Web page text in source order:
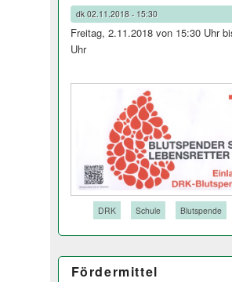
dk02.11.2018 - 15:30
Freitag, 2.11.2018 von 15:30 Uhr
Uhr
DRK Schule Blutspende
Fördermittel